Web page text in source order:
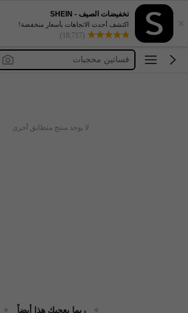
×
تخفيضات الصيف - SHEIN
اكتشف أحدث الاتجاهات بأسعار منخفضة!
(18,717)
ملابس سباحة للنساء5xl
فساتين محجبات
ملابس داخليه للنساء مثيره 🥵🥵
.لا يوجد منتج متطابق أخرى
ربما يعجبك هذا أيضاً